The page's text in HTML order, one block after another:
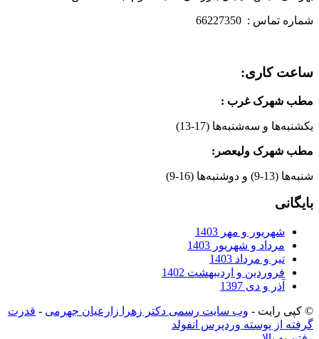
شماره تماس : 66227350
ساعت کاری:
مطب شهرک غرب :
یکشنبه‌ها و سه‌شنبه‌ها (17-13)
مطب شهرک ولیعصر:
شنبه‌ها (13-9) و دوشنبه‌ها (16-9)
بایگانی
شهریور و مهر 1403
مرداد و شهریور 1403
تیر و مرداد 1403
فروردین و اردیبهشت 1402
آذر و دی 1397
© کپی رایت - وب سایت رسمی دکتر زهرا زارعیان جهرمی - قدرت
گرفته از پوسته وردپرس انفولد